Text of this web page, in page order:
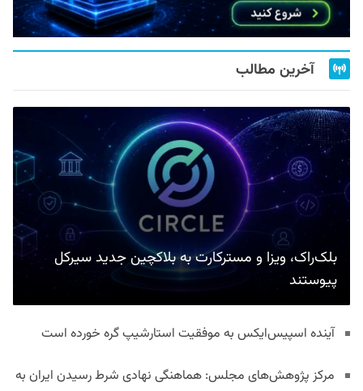
آخرین مطالب
بلک‌راک، ویزا و مسترکارت به بلاکچین جدید سیرکل
پیوستند
آینده اسپیس‌ایکس به موفقیت استارشیپ گره خورده است
مرکز پژوهش‌های مجلس: هماهنگی نهادی شرط رسیدن ایران به